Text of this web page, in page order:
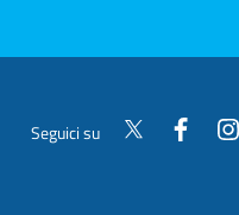
Seguici su